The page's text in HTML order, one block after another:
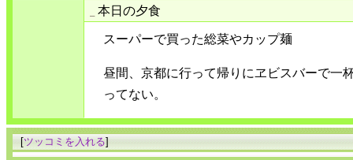
本日の夕食
スーパーで買った総菜やカップ麺
昼間、京都に行って帰りにヱビスバーで一
ってない。
[ツッコミを入れる]